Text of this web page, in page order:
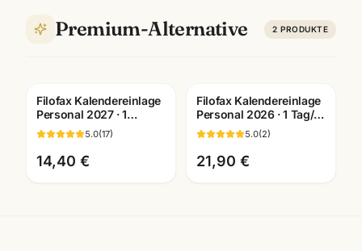
Premium-Alternative 2 PRODUKTE
Filofax Kalendereinlage
Personal 2027 · 1
Woche/2 Seiten
deutsch · Art. 27-68440
5.0(17)
14,40 €
Filofax Kalendereinlage
Personal 2026 · 1 Tag/1
Seite deutsch · Art. 26-
68442
5.0(2)
21,90 €